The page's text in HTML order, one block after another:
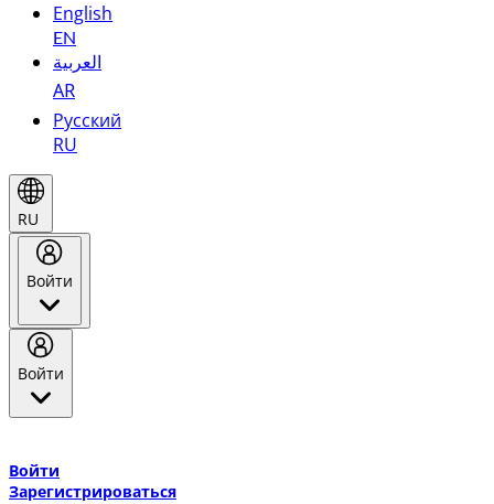
English
EN
العربية
AR
Русский
RU
RU
Войти
Войти
Войти
Зарегистрироваться